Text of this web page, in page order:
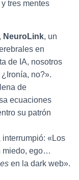
tres mentes
NeuroLink, un
en
de IA, nosotros
¿Ironía, no?».
de
ecuaciones
su patrón
interrumpió: «Los
miedo, ego…
en la dark web».